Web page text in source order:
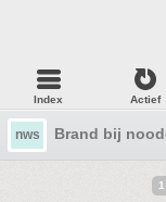
Index Actief
nws Brand bij
1